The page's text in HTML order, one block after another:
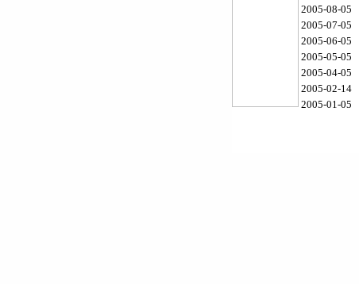
2005-08-05
2005-07-05
2005-06-05
2005-05-05
2005-04-05
2005-02-14
2005-01-05